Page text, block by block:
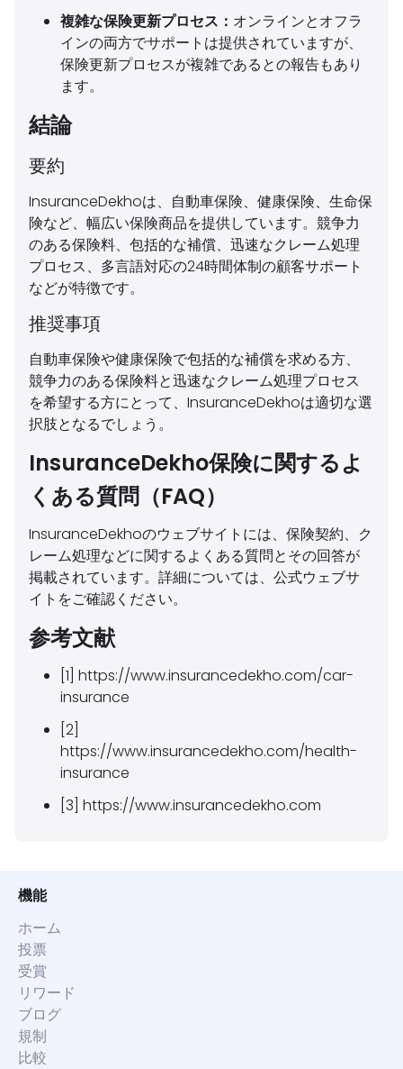
複雑な保険更新プロセス： オンラインとオフラ
インの両方でサポートは提供されていますが、
保険更新プロセスが複雑であるとの報告もあり
ます。
結論
要約
InsuranceDekhoは、自動車保険、健康保険、生命保
険など、幅広い保険商品を提供しています。競争力
のある保険料、包括的な補償、迅速なクレーム処理
プロセス、多言語対応の24時間体制の顧客サポート
などが特徴です。
推奨事項
自動車保険や健康保険で包括的な補償を求める方、
競争力のある保険料と迅速なクレーム処理プロセス
を希望する方にとって、InsuranceDekhoは適切な選
択肢となるでしょう。
InsuranceDekho保険に関するよ
くある質問（FAQ）
InsuranceDekhoのウェブサイトには、保険契約、ク
レーム処理などに関するよくある質問とその回答が
掲載されています。詳細については、公式ウェブサ
イトをご確認ください。
参考文献
[1] https://www.insurancedekho.com/car-
insurance
[2]
https://www.insurancedekho.com/health-
insurance
[3] https://www.insurancedekho.com
機能
ホーム
投票
受賞
リワード
ブログ
規制
比較